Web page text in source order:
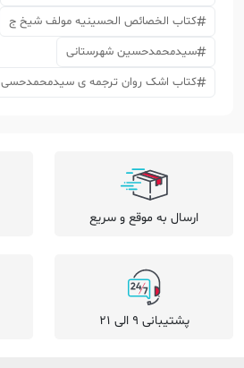
کتاب الخصائص الحسینیه مولف شیخ ج
سیدمحمدحسین شهرستانی
کتاب اشک روان ترجمه ی سیدمحمدحسی
ارسال به موقع و سریع
پشتیبانی 9 الی 21